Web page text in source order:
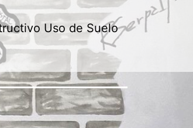
Uso de Suelo